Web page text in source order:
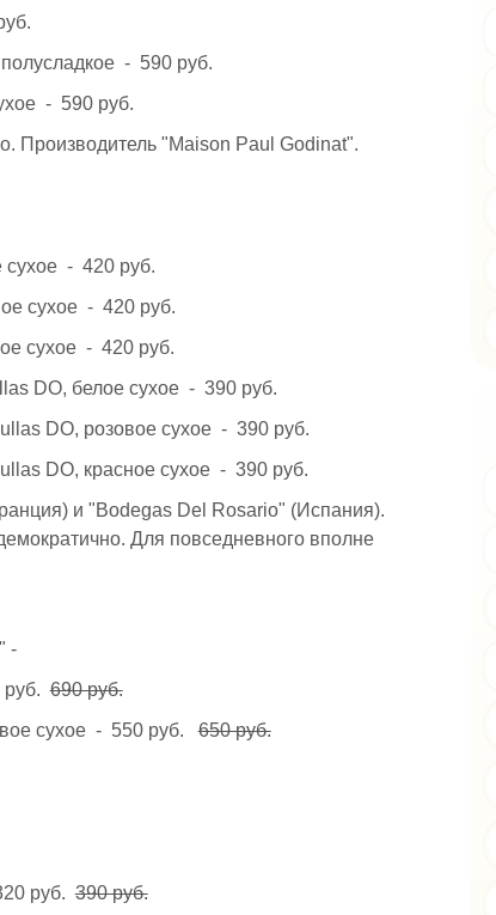
- 590 руб.
- 590 руб.
Производитель "Maison Paul Godinat".
сухое - 420 руб.
сухое - 420 руб.
сухое - 420 руб.
DO, белое сухое - 390 руб.
DO, розовое сухое - 390 руб.
DO, красное сухое - 390 руб.
и "Bodegas Del Rosario" (Испания).
Для повседневного вполне
-
руб.690 руб.
сухое - 550 руб.650 руб.
руб.390 руб.